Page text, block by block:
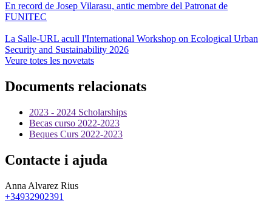
En record de Josep Vilarasu, antic membre del Patronat de
FUNITEC
La Salle-URL acull l'International Workshop on Ecological Urban
Security and Sustainability 2026
Veure totes les novetats
Documents relacionats
2023 - 2024 Scholarships
Becas curso 2022-2023
Beques Curs 2022-2023
Contacte i ajuda
Anna Alvarez Rius
+34932902391